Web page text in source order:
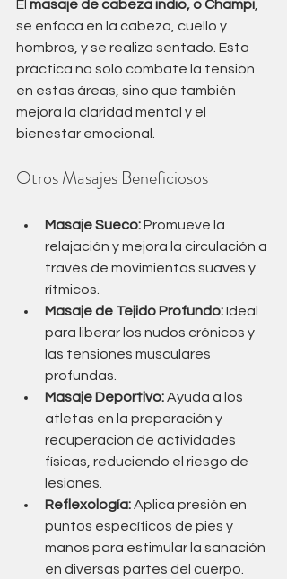
El masaje de cabeza indio, o Champi
se enfoca en la cabeza, cuello y
hombros, y se realiza sentado. Esta
práctica no solo combate la tensión
en estas áreas, sino que también
mejora la claridad mental y el
bienestar emocional.
Otros Masajes Beneficiosos
Masaje Sueco: Promueve la
relajación y mejora la circulación a
través de movimientos suaves y
rítmicos.
Masaje de Tejido Profundo: Ideal
para liberar los nudos crónicos y
las tensiones musculares
profundas.
Masaje Deportivo: Ayuda a los
atletas en la preparación y
recuperación de actividades
físicas, reduciendo el riesgo de
lesiones.
Reflexología: Aplica presión en
puntos específicos de pies y
manos para estimular la sanación
en diversas partes del cuerpo.